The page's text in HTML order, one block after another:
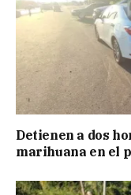
Detienen a dos
marihuana en el